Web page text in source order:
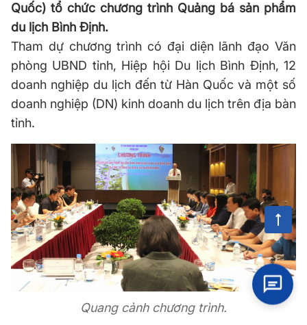
Quốc) tổ chức chương trình Quảng bá sản phẩm
du lịch Bình Định.
Tham dự chương trình có đại diện lãnh đạo Văn
phòng UBND tỉnh, Hiệp hội Du lịch Bình Định, 12
doanh nghiệp du lịch đến từ Hàn Quốc và một số
doanh nghiệp (DN) kinh doanh du lịch trên địa bàn
tỉnh.
Quang cảnh chương trình.